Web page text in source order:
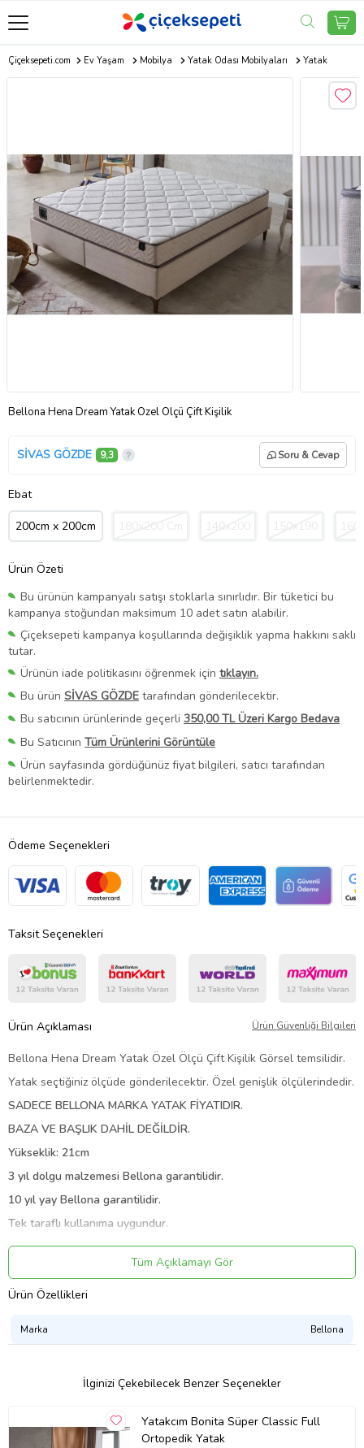
Çiçeksepeti.com Ev Yaşam Mobilya Yatak Odası Mobilyaları Yatak
Bellona Hena Dream Yatak Özel Ölçü Çift Kişilik
SİVAS GÖZDE 9,3 Soru & Cevap
Ebat
200cm x 200cm 180x200 Cm 140x200 150x190
Ürün Özeti
Bu ürünün kampanyalı satışı stoklarla sınırlıdır. Bir tüketici bu
kampanya stoğundan maksimum 10 adet satın alabilir.
Çiçeksepeti kampanya koşullarında değişiklik yapma hakkını saklı
tutar.
Ürünün iade politikasını öğrenmek için tıklayın.
Bu ürün SİVAS GÖZDE tarafından gönderilecektir.
Bu satıcının ürünlerinde geçerli 350,00 TL Üzeri Kargo Bedava
Bu Satıcının Tüm Ürünlerini Görüntüle
Ürün sayfasında gördüğünüz fiyat bilgileri, satıcı tarafından
belirlenmektedir.
Ödeme Seçenekleri
Taksit Seçenekleri
Ürün Açıklaması Ürün Güvenliği Bilgileri
Bellona Hena Dream Yatak Özel Ölçü Çift Kişilik Görsel temsilidir.
Yatak seçtiğiniz ölçüde gönderilecektir. Özel genişlik ölçülerindedir.
SADECE BELLONA MARKA YATAK FİYATIDIR.
BAZA VE BAŞLIK DAHİL DEĞİLDİR.
Yükseklik: 21cm
3 yıl dolgu malzemesi Bellona garantilidir.
10 yıl yay Bellona garantilidir.
Tek taraflı kullanıma uygundur.
Bellona Sleep Hena Dream Yatak üründeörgü yatak kumaşı
kullanılarak, modern yapıda kapitone desen uygulaması ile
görselliği desteklenmiştir.
Yatağımızın kenar kapaması için Hena konseptimizde kullanılan
Kenar kapitone ve üst kapitone detaylarının zarifliği, fitil, etiket
tasarlanan SL yay sistemi kullanılmıştır.
yatağın uzun ömürlü kullanılmasına katkı sağlamaktadır.
Tüm Açıklamayı Gör
Ürün Özellikleri
Marka Bellona
İlginizi Çekebilecek Benzer Seçenekler
Yatakcım Bonita Süper Classic Full
Ortopedik Yatak